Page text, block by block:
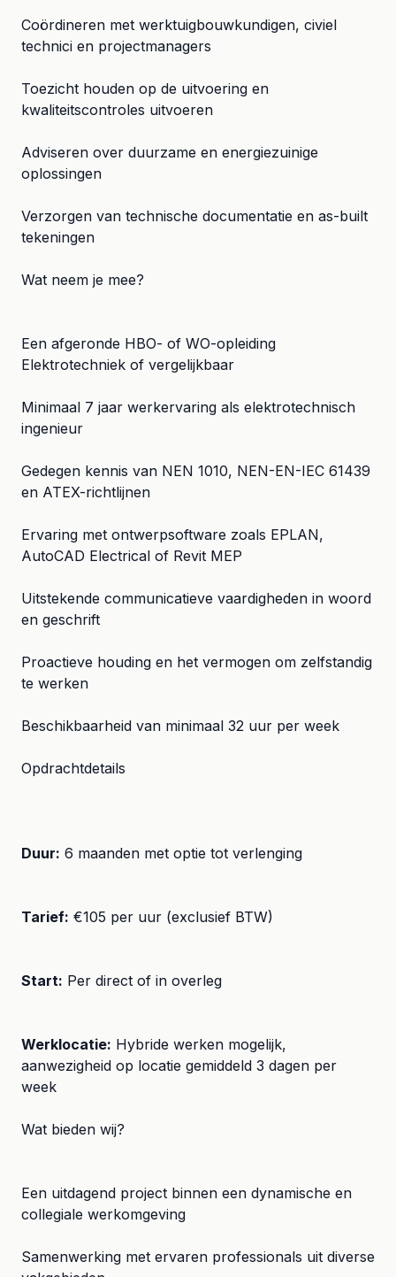
Coördineren met werktuigbouwkundigen, civiel
technici en projectmanagers
Toezicht houden op de uitvoering en
kwaliteitscontroles uitvoeren
Adviseren over duurzame en energiezuinige
oplossingen
Verzorgen van technische documentatie en as-built
tekeningen
Wat neem je mee?
Een afgeronde HBO- of WO-opleiding
Elektrotechniek of vergelijkbaar
Minimaal 7 jaar werkervaring als elektrotechnisch
ingenieur
Gedegen kennis van NEN 1010, NEN-EN-IEC 61439
en ATEX-richtlijnen
Ervaring met ontwerpsoftware zoals EPLAN,
AutoCAD Electrical of Revit MEP
Uitstekende communicatieve vaardigheden in woord
en geschrift
Proactieve houding en het vermogen om zelfstandig
te werken
Beschikbaarheid van minimaal 32 uur per week
Opdrachtdetails
Duur: 6 maanden met optie tot verlenging
Tarief: €105 per uur (exclusief BTW)
Start: Per direct of in overleg
Werklocatie: Hybride werken mogelijk,
aanwezigheid op locatie gemiddeld 3 dagen per
week
Wat bieden wij?
Een uitdagend project binnen een dynamische en
collegiale werkomgeving
Samenwerking met ervaren professionals uit diverse